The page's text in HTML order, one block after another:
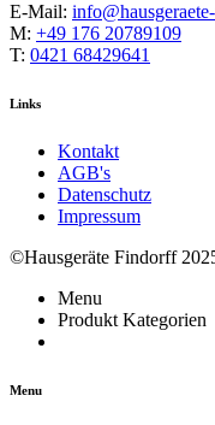
E-Mail:
M: +49 176 20789109
T: 0421 68429641
Links
Kontakt
AGB's
Datenschutz
Impressum
©Hausgeräte Findorff
Menu
Produkt Kategorien
Menu